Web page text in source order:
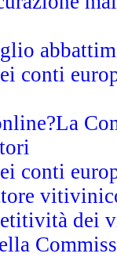
conti
conti
dei